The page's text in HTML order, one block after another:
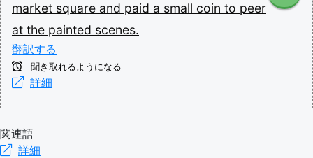
market square and paid a small coin to peer
at the painted scenes.
翻訳する
聞き取れるようになる
詳細
関連語
詳細